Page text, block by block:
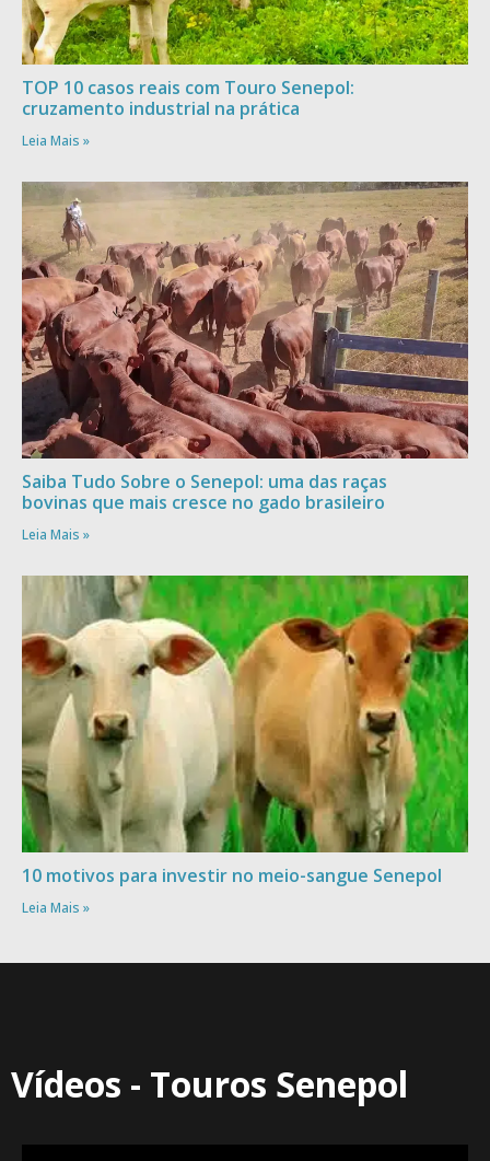
TOP 10 casos reais com Touro Senepol:
cruzamento industrial na prática
Leia Mais »
Saiba Tudo Sobre o Senepol: uma das raças
bovinas que mais cresce no gado brasileiro
Leia Mais »
10 motivos para investir no meio-sangue Senepol
Leia Mais »
Vídeos - Touros Senepol